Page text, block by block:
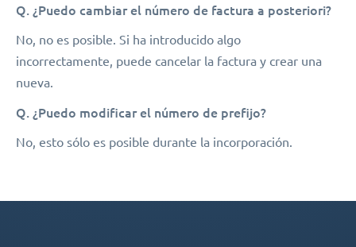
Q. ¿Puedo cambiar el número de factura a posteriori?
No, no es posible. Si ha introducido algo
incorrectamente, puede cancelar la factura y crear una
nueva.
Q. ¿Puedo modificar el número de prefijo?
No, esto sólo es posible durante la incorporación.